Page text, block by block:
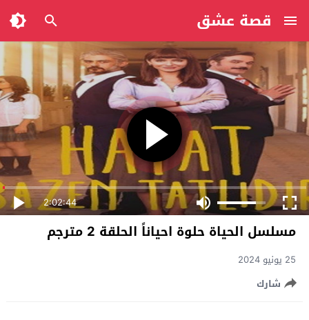
قصة عشق
2:02:44
مسلسل الحياة حلوة احياناً الحلقة 2 مترجم
25 يونيو 2024
شارك